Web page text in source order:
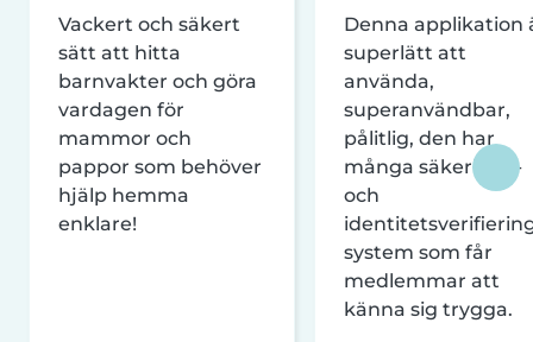
Vackert och säkert
sätt att hitta
barnvakter och göra
vardagen för
mammor och
pappor som behöver
hjälp hemma
enklare!
Denna applikation
superlätt att
använda,
superanvändbar,
pålitlig, den har
många säkerhets-
och
system som får
medlemmar att
känna sig trygga.